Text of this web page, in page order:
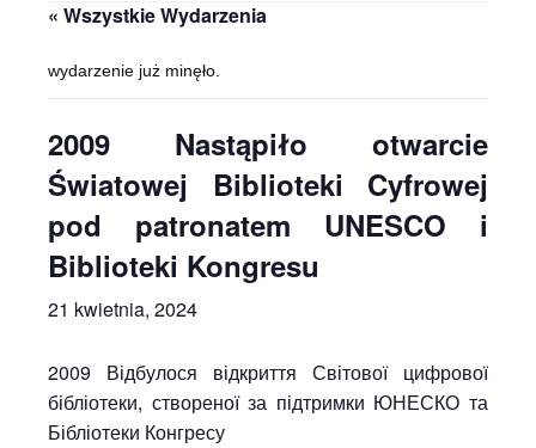
« Wszystkie Wydarzenia
wydarzenie już minęło.
2009 Nastąpiło otwarcie
Światowej Biblioteki Cyfrowej
pod patronatem UNESCO i
Biblioteki Kongresu
21 kwietnia, 2024
2009 Відбулося відкриття Світової цифрової
бібліотеки, створеної за підтримки ЮНЕСКО та
Бібліотеки Конгресу